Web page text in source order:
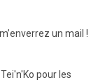
un mail !
pour les